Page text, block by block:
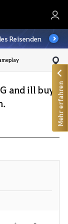
Reisenden
and ill buy Mehr erfahren